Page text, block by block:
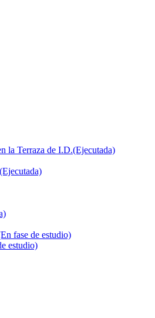
la Terraza de I.D.(Ejecutada)
fase de estudio)
estudio)